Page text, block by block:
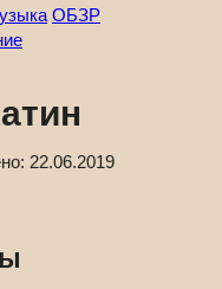
ОБЗР
22.06.2019